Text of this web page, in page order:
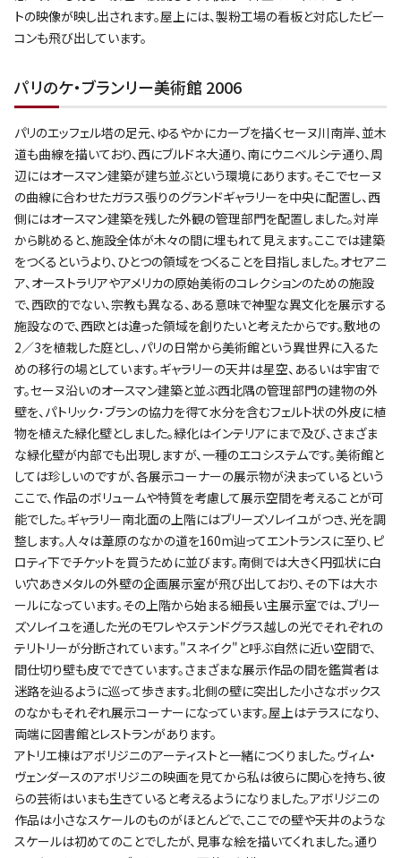
トの映像が映し出されます。屋上には、製粉工場の看板と対応したビー
コンも飛び出しています。
パリのケ・ブランリー美術館 2006
パリのエッフェル塔の足元、ゆるやかにカーブを描くセーヌ川南岸、並木
道も曲線を描いており、西にブルドネ大通り、南にウニベルシテ通り、周
辺にはオースマン建築が建ち並ぶという環境にあります。そこでセーヌ
の曲線に合わせたガラス張りのグランドギャラリーを中央に配置し、西
側にはオースマン建築を残した外観の管理部門を配置しました。対岸
から眺めると、施設全体が木々の間に埋もれて見えます。ここでは建築
をつくるというより、ひとつの領域をつくることを目指しました。オセアニ
ア、オーストラリアやアメリカの原始美術のコレクションのための施設
で、西欧的でない、宗教も異なる、ある意味で神聖な異文化を展示する
施設なので、西欧とは違った領域を創りたいと考えたからです。敷地の
2／3を植栽した庭とし、パリの日常から美術館という異世界に入るた
めの移行の場としています。ギャラリーの天井は星空、あるいは宇宙で
す。セーヌ沿いのオースマン建築と並ぶ西北隅の管理部門の建物の外
壁を、パトリック･ブランの協力を得て水分を含むフェルト状の外皮に植
物を植えた緑化壁としました。緑化はインテリアにまで及び、さまざま
な緑化壁が内部でも出現しますが、一種のエコシステムです。美術館と
しては珍しいのですが、各展示コーナーの展示物が決まっているという
ここで、作品のボリュームや特質を考慮して展示空間を考えることが可
能でした。ギャラリー南北面の上階にはブリーズソレイユがつき、光を調
整します。人々は葦原のなかの道を160m辿ってエントランスに至り、ピ
ロティ下でチケットを買うために並びます。南側では大きく円弧状に白
い穴あきメタルの外壁の企画展示室が飛び出しており、その下は大ホ
ールになっています。その上階から始まる細長い主展示室では、ブリー
ズソレイユを通した光のモワレやステンドグラス越しの光でそれぞれの
テリトリーが分断されています。"スネイク"と呼ぶ自然に近い空間で、
間仕切り壁も皮でできています。さまざまな展示作品の間を鑑賞者は
迷路を辿るように巡って歩きます。北側の壁に突出した小さなボックス
のなかもそれぞれ展示コーナーになっています。屋上はテラスになり、
両端に図書館とレストランがあります。
アトリエ棟はアボリジニのアーティストと一緒につくりました。ヴィム・
ヴェンダースのアボリジニの映画を見てから私は彼らに関心を持ち、彼
らの芸術はいまも生きていると考えるようになりました。アボリジニの
作品は小さなスケールのものがほとんどで、ここでの壁や天井のような
スケールは初めてのことでしたが、見事な絵を描いてくれました。通り